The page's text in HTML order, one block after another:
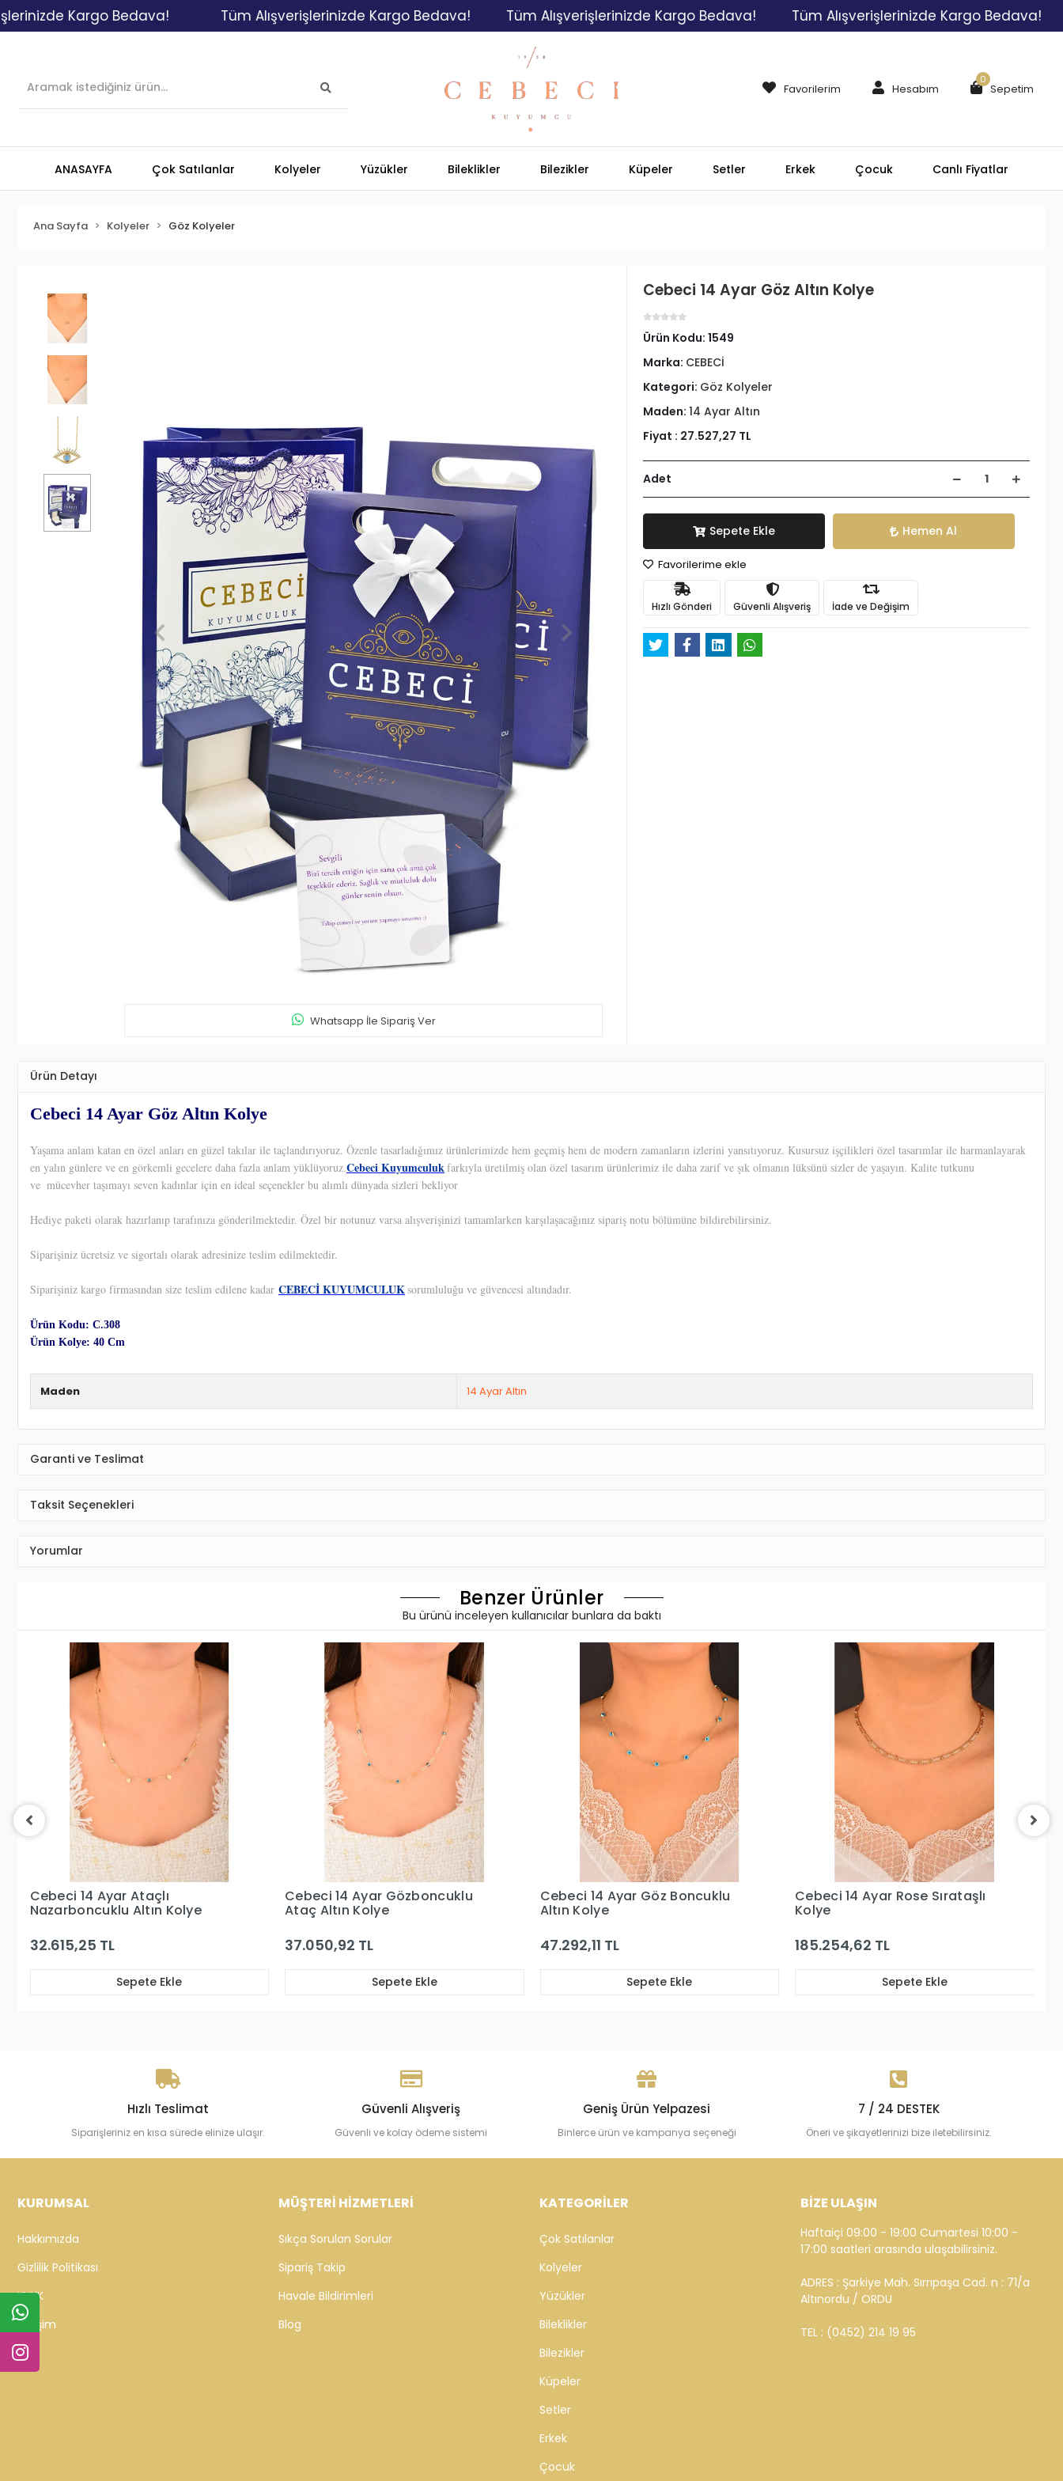
Kargo Bedava! Tüm Alışverişlerinizde Kargo Bedava! Tüm Alışverişlerinizde Kargo Bedava! Tüm Alışverişlerinizde Kargo Bedava!
Favorilerim Hesabım Sepetim
0
ANASAYFA Çok Satılanlar Kolyeler Yüzükler Bileklikler Bilezikler Küpeler Setler Erkek Çocuk Canlı Fiyatlar
Ana Sayfa Kolyeler Göz Kolyeler
Whatsapp İle Sipariş Ver
Cebeci 14 Ayar Göz Altın Kolye
Ürün Kodu: 1549
Marka: CEBECİ
Kategori: Göz Kolyeler
Maden: 14 Ayar Altın
Fiyat : 27.527,27 TL
Adet
Sepete Ekle Hemen Al
Favorilerime ekle
Hızlı Gönderi Güvenli Alışveriş İade ve Değişim
Ürün Detayı
Cebeci 14 Ayar Göz Altın Kolye
Yaşama anlam katan en özel anları en güzel takılar ile taçlandırıyoruz. Özenle tasarladığımız ürünlerimizde hem geçmiş hem de modern zamanların izlerini yansıtıyoruz. Kusursuz işçilikleri özel tasarımlar ile harmanlayarak
en yalın günlere ve en görkemli gecelere daha fazla anlam yüklüyoruz.Cebeci Kuyumculukfarkıyla üretilmiş olan özel tasarım ürünlerimiz ile daha zarif ve şık olmanın lüksünü sizler de yaşayın. Kalite tutkunu
ve mücevher taşımayı seven kadınlar için en ideal seçenekler bu alımlı dünyada sizleri bekliyor
Hediye paketi olarak hazırlanıp tarafınıza gönderilmektedir. Özel bir notunuz varsa alışverişinizi tamamlarken karşılaşacağınız sipariş notu bölümüne bildirebilirsiniz.
Siparişiniz ücretsiz ve sigortalı olarak adresinize teslim edilmektedir.
Siparişiniz kargo firmasından size teslim edilene kadar CEBECİ KUYUMCULUKsorumluluğu ve güvencesi altındadır.
Ürün Kodu: C.308
Ürün Kolye: 40 Cm
Maden 14 Ayar Altın
Garanti ve Teslimat
Taksit Seçenekleri
Yorumlar
Benzer Ürünler
Bu ürünü inceleyen kullanıcılar bunlara da baktı
Cebeci 14 Ayar Gözboncuklu
Ataç Altın Kolye
37.050,92 TL
Sepete Ekle
Cebeci 14 Ayar Göz Boncuklu
Altın Kolye
47.292,11 TL
Sepete Ekle
Cebeci 14 Ayar Rose Sırataşlı
Kolye
185.254,62 TL
Sepete Ekle
Cebeci 14 Ayar Balık Sırtı Altın
Kolye
49.640,41 TL
Sepete Ekle
Hızlı Teslimat
Siparişleriniz en kısa sürede elinize ulaşır.
Güvenli Alışveriş
Güvenli ve kolay ödeme sistemi
Geniş Ürün Yelpazesi
Binlerce ürün ve kampanya seçeneği
7 / 24 DESTEK
Öneri ve şikayetlerinizi bize iletebilirsiniz.
KURUMSAL
Hakkımızda
Gizlilik Politikası
KVKK
İletişim
MÜŞTERİ HİZMETLERİ
Sıkça Sorulan Sorular
Sipariş Takip
Havale Bildirimleri
Blog
KATEGORİLER
Çok Satılanlar
Kolyeler
Yüzükler
Bileklikler
Bilezikler
Küpeler
Setler
Erkek
Çocuk
BİZE ULAŞIN
Haftaiçi 09:00 - 19:00 Cumartesi 10:00 -
17:00 saatleri arasında ulaşabilirsiniz.
ADRES : Şarkiye Mah. Sırrıpaşa Cad. n : 71/a
Altınordu / ORDU
TEL : (0452) 214 19 95